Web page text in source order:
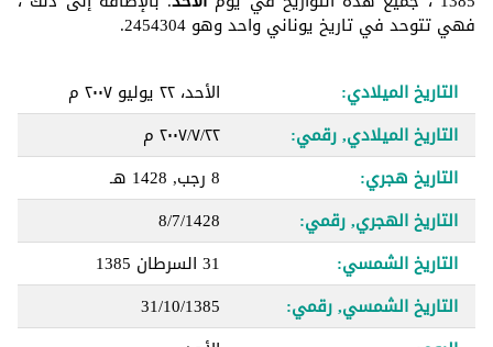
فهي تتوحد في تاريخ يوناني واحد وهو 2454304.
التاريخ الميلادي:
الأحد، ٢٢ يوليو ٢٠٠٧ م
التاريخ الميلادي, رقمي:
٢٢‏/٧‏/٢٠٠٧ م
التاريخ هجري:
8 رجب, 1428 هـ
التاريخ الهجري, رقمي:
8/7/1428
التاريخ الشمسي:
31 السرطان 1385
التاريخ الشمسي, رقمي:
31/10/1385